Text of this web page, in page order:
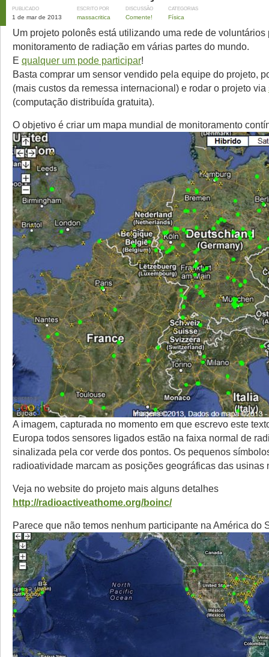
PUBLICADO
1 de mar de 2013
ESCRITO POR
massacritica
DISCUSSÃO
Comente!
CATEGORIAS
Física
Um projeto polonês está utilizando uma rede de voluntários
monitoramento de radiação em várias partes do mundo.
E qualquer um pode participar!
Basta comprar um sensor vendido pela equipe do projeto,
(mais custos da remessa internacional) e rodar o projeto via
(computação distribuída gratuita).
O objetivo é criar um mapa mundial de monitoramento
A imagem, capturada no momento em que escrevo este
Europa todos sensores ligados estão na faixa normal de
sinalizada pela cor verde dos pontos. Os pequenos
radioatividade marcam as posições geográficas das usinas
Veja no website do projeto mais alguns detalhes
http://radioactiveathome.org/boinc/
Parece que não temos nenhum participante na América do